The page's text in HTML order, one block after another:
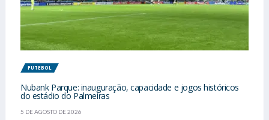
FUTEBOL
Nubank Parque: inauguração, capacidade e jogos históricos
do estádio do Palmeiras
5 DE AGOSTO DE 2026